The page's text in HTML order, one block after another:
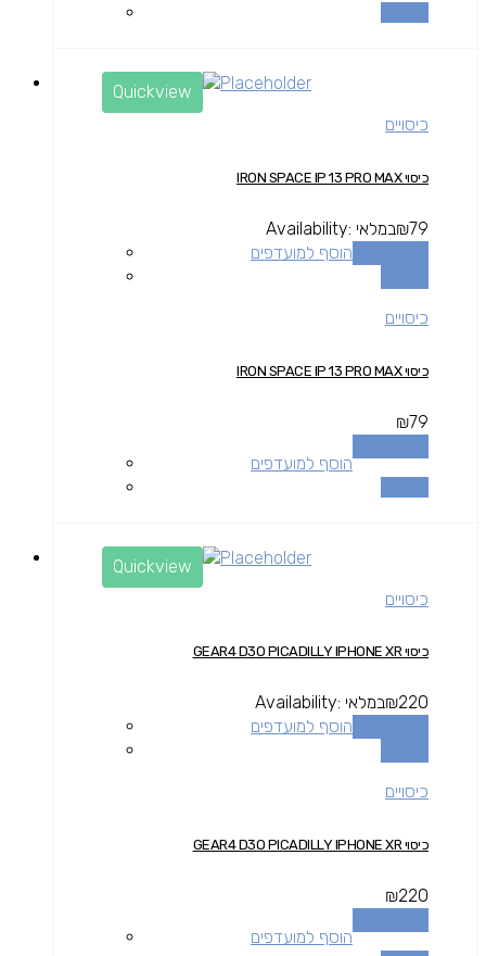
Quickview
כיסויים
כיסוי IRON SPACE IP 13 PRO MAX
₪79
Availability: במלאי
הוסף למועדפים
כיסויים
כיסוי IRON SPACE IP 13 PRO MAX
₪79
הוסף למועדפים
Quickview
כיסויים
כיסוי GEAR4 D3O PICADILLY IPHONE XR
₪220
Availability: במלאי
הוסף למועדפים
כיסויים
כיסוי GEAR4 D3O PICADILLY IPHONE XR
₪220
הוסף למועדפים